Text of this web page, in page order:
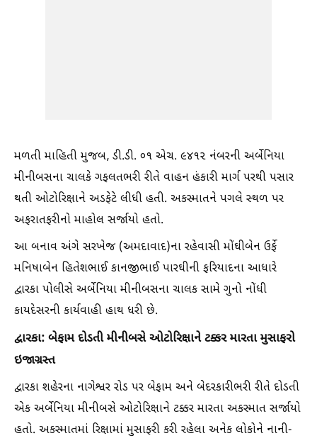
મળતી માહિતી મુજબ, ડી.ડી. ૦૧ એચ. ૯૪૧૨ નંબરની અર્બેનિયા
મીનીબસના ચાલકે ગફલતભરી રીતે વાહન હંકારી માર્ગ પરથી પસાર
થતી ઓટોરિક્ષાને અડફેટે લીધી હતી. અકસ્માતને પગલે સ્થળ પર
અફરાતફરીનો માહોલ સર્જાયો હતો.
આ બનાવ અંગે સરખેજ (અમદાવાદ)ના રહેવાસી મોંઘીબેન ઉર્ફે
મનિષાબેન હિતેશભાઈ કાનજીભાઈ પારઘીની ફરિયાદના આધારે
દ્વારકા પોલીસે અર્બેનિયા મીનીબસના ચાલક સામે ગુનો નોંધી
કાયદેસરની કાર્યવાહી હાથ ધરી છે.
દ્વારકા: બેફામ દોડતી મીનીબસે ઓટોરિક્ષાને ટક્કર મારતા મુસાફરો
ઇજાગ્રસ્ત
દ્વારકા શહેરના નાગેશ્વર રોડ પર બેફામ અને બેદરકારીભરી રીતે દોડતી
એક અર્બેનિયા મીનીબસે ઓટોરિક્ષાને ટક્કર મારતા અકસ્માત સર્જાયો
હતો. અકસ્માતમાં રિક્ષામાં મુસાફરી કરી રહેલા અનેક લોકોને નાની-